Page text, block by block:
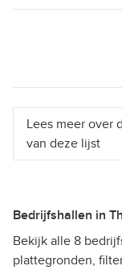
Lees meer over
van deze lijst
Bedrijfshallen in
Bekijk alle 8
plattegronden,